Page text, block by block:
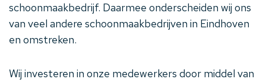
schoonmaakbedrijf. Daarmee onderscheiden wij ons
van veel andere schoonmaakbedrijven in Eindhoven
en omstreken.
Wij investeren in onze medewerkers door middel van